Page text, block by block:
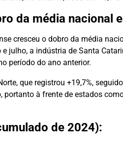
da média nacional
cresceu o dobro da média
julho, a indústria de Santa
período do ano anterior.
que registrou +19,7%,
portanto à frente de estados
de 2024):